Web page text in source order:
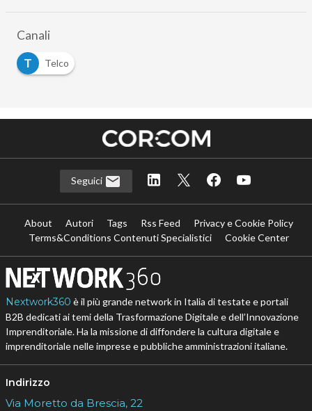
Canali
T
Telco
Seguici
About Autori Tags Rss Feed
Privacy e Cookie Policy
Terms&Conditions Contenuti Specialistici
Cookie Center
Nextwork360 è il più grande network in Italia di testate e portali
B2B dedicati ai temi della Trasformazione Digitale e dell’Innovazione
Imprenditoriale. Ha la missione di diffondere la cultura digitale e
imprenditoriale nelle imprese e pubbliche amministrazioni italiane.
Indirizzo
Via Moretto da Brescia, 22